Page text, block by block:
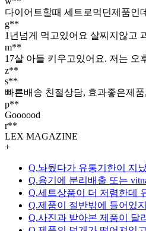
다이어트할때 세트로먹던제품인
g**
1년넘게 먹고있어요 살찌지않고
m**
17살 아들 키우고있어요. 저는
z**
s**
빠른배송 친절상담, 효과좋은제
p**
Goooood
r**
LEX MAGAZINE
+
Q.놔뒀다가 유통기한이 지
Q.용기에 분리배출 또는
Q.세트상품이 더 저렴한데
Q.제품이 절반밖에 들어있
Q.사진과 받아본 제품이 달